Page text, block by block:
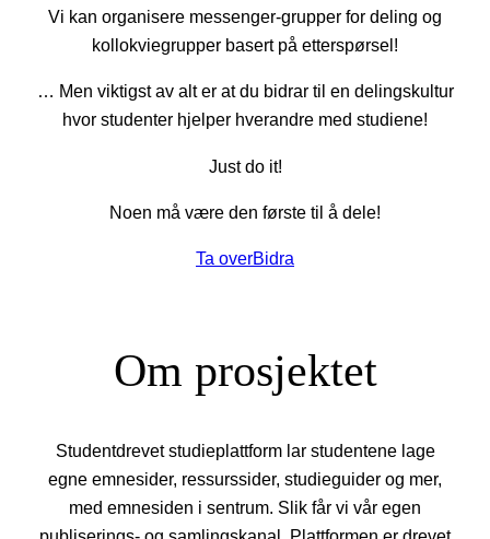
Vi kan organisere messenger-grupper for deling og
kollokviegrupper basert på etterspørsel!
… Men viktigst av alt er at du bidrar til en delingskultur
hvor studenter hjelper hverandre med studiene!
Just do it!
Noen må være den første til å dele!
Ta overBidra
Om prosjektet
Studentdrevet studieplattform lar studentene lage
egne emnesider, ressurssider, studieguider og mer,
med emnesiden i sentrum. Slik får vi vår egen